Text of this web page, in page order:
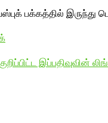
பக்கத்தில் இருந்து
இப்பதிவுவின்